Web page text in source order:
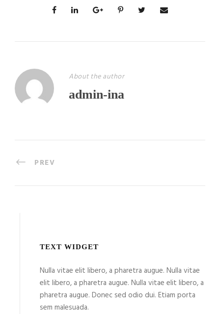
About the author
admin-ina
PREV
TEXT WIDGET
Nulla vitae elit libero, a pharetra augue. Nulla vitae
elit libero, a pharetra augue. Nulla vitae elit libero, a
pharetra augue. Donec sed odio dui. Etiam porta
sem malesuada.